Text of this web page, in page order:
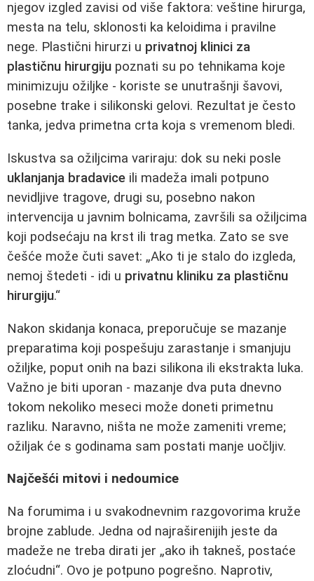
njegov izgled zavisi od više faktora: veštine hirurga,
mesta na telu, sklonosti ka keloidima i pravilne
nege. Plastični hirurzi u privatnoj klinici za
plastičnu hirurgiju poznati su po tehnikama koje
minimizuju ožiljke - koriste se unutrašnji šavovi,
posebne trake i silikonski gelovi. Rezultat je često
tanka, jedva primetna crta koja s vremenom bledi.
Iskustva sa ožiljcima variraju: dok su neki posle
uklanjanja bradavice ili madeža imali potpuno
nevidljive tragove, drugi su, posebno nakon
intervencija u javnim bolnicama, završili sa ožiljcima
koji podsećaju na krst ili trag metka. Zato se sve
češće može čuti savet: „Ako ti je stalo do izgleda,
nemoj štedeti - idi u privatnu kliniku za plastičnu
hirurgiju.“
Nakon skidanja konaca, preporučuje se mazanje
preparatima koji pospešuju zarastanje i smanjuju
ožiljke, poput onih na bazi silikona ili ekstrakta luka.
Važno je biti uporan - mazanje dva puta dnevno
tokom nekoliko meseci može doneti primetnu
razliku. Naravno, ništa ne može zameniti vreme;
ožiljak će s godinama sam postati manje uočljiv.
Najčešći mitovi i nedoumice
Na forumima i u svakodnevnim razgovorima kruže
brojne zablude. Jedna od najraširenijih jeste da
madeže ne treba dirati jer „ako ih takneš, postaće
zloćudni“. Ovo je potpuno pogrešno. Naprotiv,